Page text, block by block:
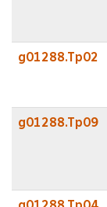
g01288.Tp02
g01288.Tp09